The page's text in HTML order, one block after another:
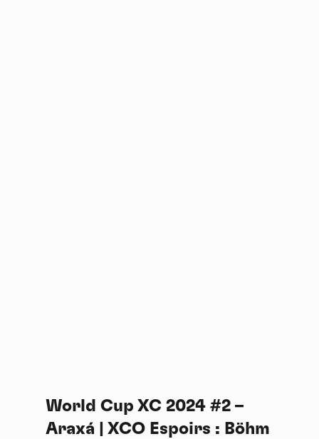
World Cup XC 2024 #2 –
Araxá | XCO Espoirs : Böhm